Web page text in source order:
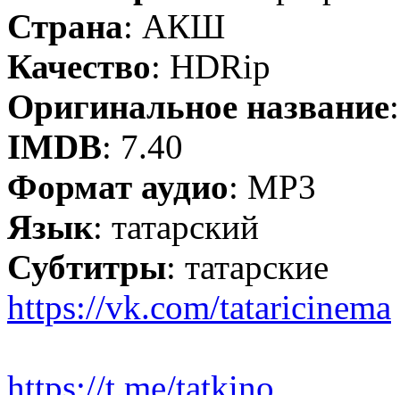
Страна: АКШ
Качество: HDRip
Оригинальное название
IMDB: 7.40
Формат аудио: MP3
Язык: татарский
Субтитры: татарские
https://vk.com/tataricinema